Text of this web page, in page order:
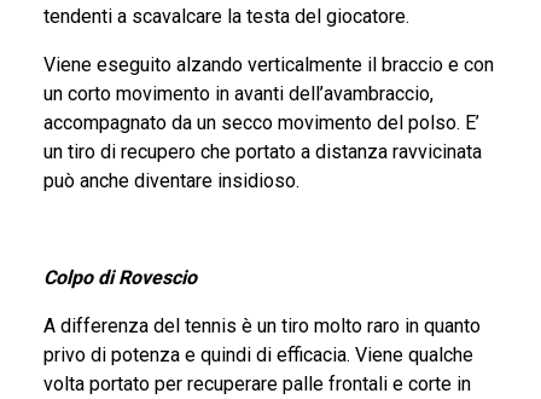
tendenti a scavalcare la testa del giocatore.
Viene eseguito alzando verticalmente il braccio e con
un corto movimento in avanti dell’avambraccio,
accompagnato da un secco movimento del polso. E’
un tiro di recupero che portato a distanza ravvicinata
può anche diventare insidioso.
Colpo di Rovescio
A differenza del tennis è un tiro molto raro in quanto
privo di potenza e quindi di efficacia. Viene qualche
volta portato per recuperare palle frontali e corte in